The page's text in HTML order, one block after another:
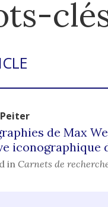
Peiter
de Max
iconographique
inCarnets de